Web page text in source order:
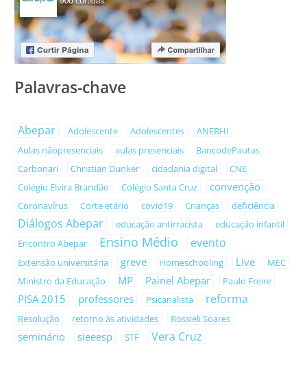
Palavras-chave
Abepar Adolescente Adolescentes
ANEBHI
Aulas nãopresenciais
aulas presenciais
BancodePautas
Carbonari
Christian Dunker cidadania digital
CNE
Colégio Elvira Brandão
Colégio Santa Cruz convenção
Coronavírus Corte etário covid19 Crianças deficiência
Diálogos Abepar educação antirracista
educação infantil
Encontro Abepar
Ensino Médio evento
Extensão universitária greve Homeschooling Live
MEC
Ministro da Educação
MP Painel Abepar Paulo Freire
PISA 2015 professores Psicanalista reforma
Resolução retorno às atividades Rossieli Soares
seminário sieeesp STF Vera Cruz